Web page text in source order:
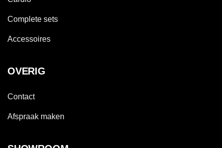
Complete sets
Accessoires
OVERIG
Contact
Afspraak maken